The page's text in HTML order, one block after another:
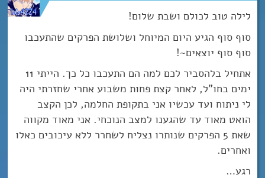
לילה טוב לכולם ושבת שלום!
סוף סוף הגיע היום המיוחל ושלושת הפרקים שהתעכבו
סוף סוף יוצאים~!
אתחיל בלהסביר לכם למה הם התעכבו כל כך. הייתי 11
ימים בחו”ל, לאחר קצת פחות משבוע אחרי שחזרתי היה
לי ניתוח ועד עכשיו אני בתקופת החלמה, לכן הקצב
הואט מאוד עד שהגענו למצב הנוכחי. אני מאוד מקווה
שאת 5 הפרקים שנותרו נצליח לשחרר ללא עיכובים כאלו
ואחרים.
רגע…